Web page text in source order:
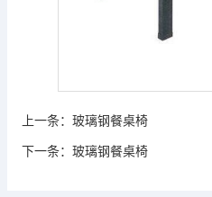
上一条： 玻璃钢餐桌椅
下一条： 玻璃钢餐桌椅